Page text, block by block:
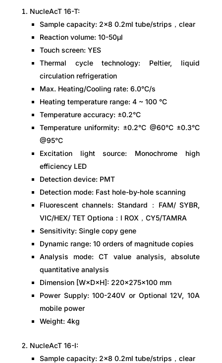
NucleAcT 16-T:
Sample capacity: 2×8 0.2ml tube/strips，clear
Reaction volume: 10-50μl
Touch screen: YES
Thermal cycle technology: Peltier, liquid
circulation refrigeration
Max. Heating/Cooling rate: 6.0°C/s
Heating temperature range: 4 ~ 100 °C
Temperature accuracy: ±0.2°C
Temperature uniformity: ±0.2°C @60°C ±0.3°C
@95°C
Excitation light source: Monochrome high
efficiency LED
Detection device: PMT
Detection mode: Fast hole-by-hole scanning
Fluorescent channels: Standard：FAM/ SYBR,
VIC/HEX/ TET Optiona：l ROX，CY5/TAMRA
Sensitivity: Single copy gene
Dynamic range: 10 orders of magnitude copies
Analysis mode: CT value analysis, absolute
quantitative analysis
Dimension [W×D×H]: 220×275×100 mm
Power Supply: 100-240V or Optional 12V, 10A
mobile power
Weight: 4kg
NucleAcT 16-I:
Sample capacity: 2×8 0.2ml tube/strips，clear